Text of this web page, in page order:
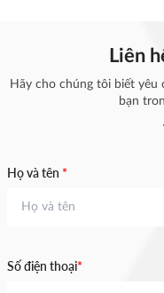
Liên
Hãy cho chúng tôi biết yêu
bạn
Họ và tên *
Số điện thoại*